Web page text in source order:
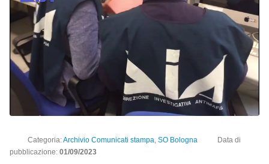
Categoria:Archivio Comunicati stampa, SO Bologna
Data di
pubblicazione: 01/09/2023